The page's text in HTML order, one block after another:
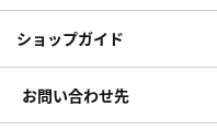
ショップガイド
お問い合わせ先